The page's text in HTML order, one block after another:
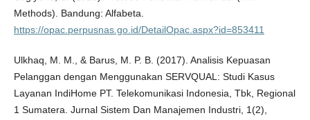
Methods). Bandung: Alfabeta.
https://opac.perpusnas.go.id/DetailOpac.aspx?id=853411
Ulkhaq, M. M., & Barus, M. P. B. (2017). Analisis Kepuasan
Pelanggan dengan Menggunakan SERVQUAL: Studi Kasus
Layanan IndiHome PT. Telekomunikasi Indonesia, Tbk, Regional
1 Sumatera. Jurnal Sistem Dan Manajemen Industri, 1(2),